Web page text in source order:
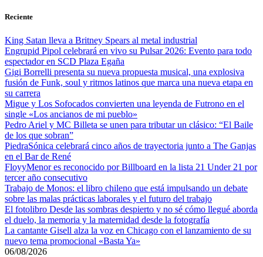
Reciente
King Satan lleva a Britney Spears al metal industrial
Engrupid Pipol celebrará en vivo su Pulsar 2026: Evento para todo
espectador en SCD Plaza Egaña
Gigi Borrelli presenta su nueva propuesta musical, una explosiva
fusión de Funk, soul y ritmos latinos que marca una nueva etapa en
su carrera
Migue y Los Sofocados convierten una leyenda de Futrono en el
single «Los ancianos de mi pueblo»
Pedro Ariel y MC Billeta se unen para tributar un clásico: “El Baile
de los que sobran”
PiedraSónica celebrará cinco años de trayectoria junto a The Ganjas
en el Bar de René
FloyyMenor es reconocido por Billboard en la lista 21 Under 21 por
tercer año consecutivo
Trabajo de Monos: el libro chileno que está impulsando un debate
sobre las malas prácticas laborales y el futuro del trabajo
El fotolibro Desde las sombras despierto y no sé cómo llegué aborda
el duelo, la memoria y la maternidad desde la fotografía
La cantante Gisell alza la voz en Chicago con el lanzamiento de su
nuevo tema promocional «Basta Ya»
06/08/2026